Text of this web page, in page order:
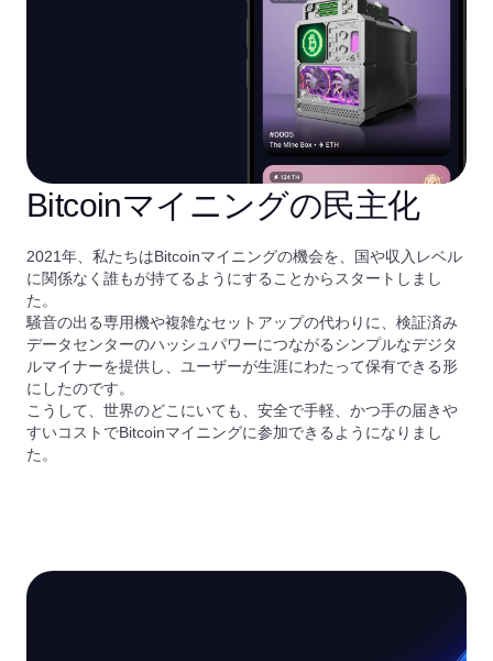
Bitcoinマイニングの民主化
2021年、私たちはBitcoinマイニングの機会を、国や収入レベル
に関係なく誰もが持てるようにすることからスタートしまし
た。
騒音の出る専用機や複雑なセットアップの代わりに、検証済み
データセンターのハッシュパワーにつながるシンプルなデジタ
ルマイナーを提供し、ユーザーが生涯にわたって保有できる形
にしたのです。
こうして、世界のどこにいても、安全で手軽、かつ手の届きや
すいコストでBitcoinマイニングに参加できるようになりまし
た。